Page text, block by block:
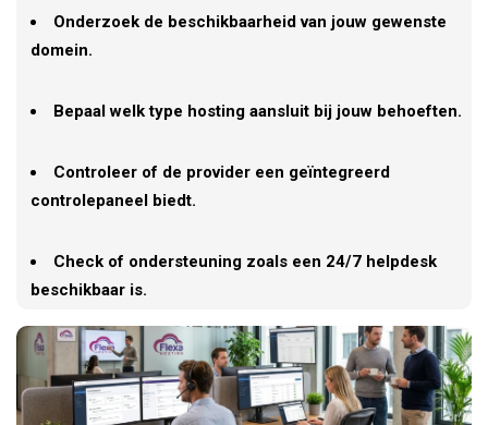
Onderzoek de beschikbaarheid van jouw gewenste
domein.
Bepaal welk type hosting aansluit bij jouw behoeften.
Controleer of de provider een geïntegreerd
controlepaneel biedt.
Check of ondersteuning zoals een 24/7 helpdesk
beschikbaar is.